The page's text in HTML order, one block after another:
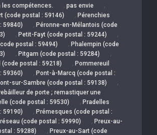
les compétences.
, pas envie ,
(code postal : 59146) , Pérenchies
59840)
, Péronne-en-Mélantois (code
, Petit-Fayt (code postal : 59244) ,
postal : 59494) , Phalempin (code
, Pitgam (code postal : 59284) ,
(code postal : 59218) , Pommereuil
59360)
, Pont-à-Marcq (code postal :
sur-Sambre (code postal : 59138) ,
de porte ; remastiquer une
(code postal : 59530) , Pradelles
59190)
, Prémesques (code postal :
(code postal : 59990) , Preux-au-
: 59288)
, Preux-au-Sart (code